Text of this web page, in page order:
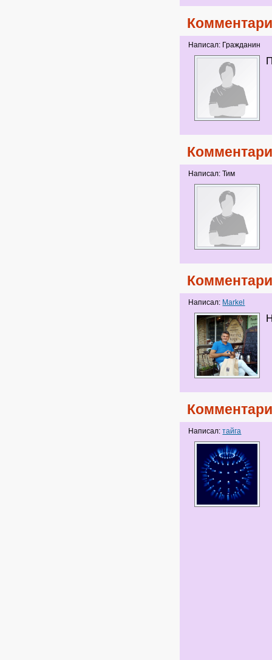
Написал: Гражданин
Написал: Тим
Написал: Markel
Написал:тайга